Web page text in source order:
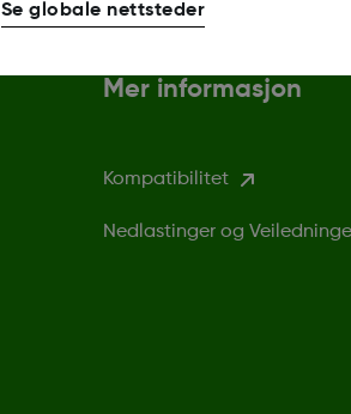
Mer informasjon
Kompatibilitet
Nedlastinger og
Se globale nettsteder